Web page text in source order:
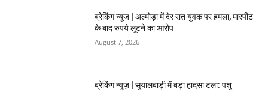
ब्रेकिंग न्यूज | अल्मोड़ा में देर रात युवक पर हमला, मारपीट
के बाद रुपये लूटने का आरोप
August 7, 2026
ब्रेकिंग न्यूज़ | सुयालबाड़ी में बड़ा हादसा टला: पशु